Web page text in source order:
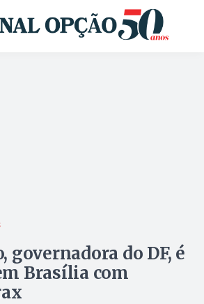
governadora do DF, é
Brasília com